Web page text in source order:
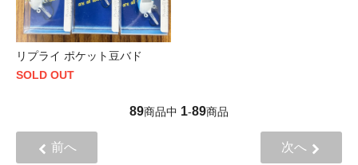
リプライ ポケット豆バド
SOLD OUT
89商品中 1-89商品
前へ 次へ